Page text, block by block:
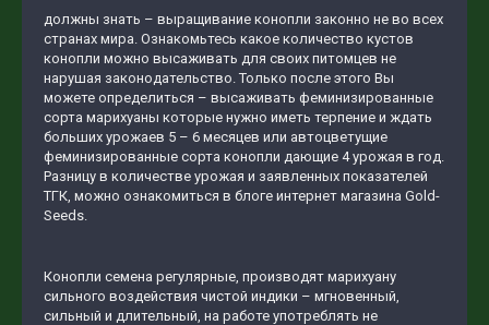
должны знать – выращивание конопли законно не во всех
странах мира. Ознакомьтесь какое количество кустов
конопли можно высаживать для своих питомцев не
нарушая законодательство. Только после этого Вы
можете определиться – высаживать феминизированные
сорта марихуаны которые нужно иметь терпение и ждать
больших урожаев 5 – 6 месяцев или автоцветущие
феминизированные сорта конопли дающие 4 урожая в год.
Разницу в количестве урожая и заявленных показателей
ТГК, можно ознакомиться в блоге интернет магазина Gold-
Seeds.
Конопли семена регулярные, производят марихуану
сильного воздействия чистой индики – мгновенный,
сильный и длительный, на работе употреблять не